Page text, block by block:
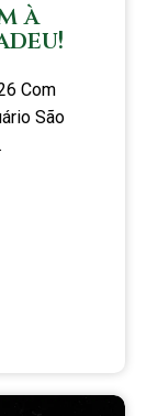
à
Com
São